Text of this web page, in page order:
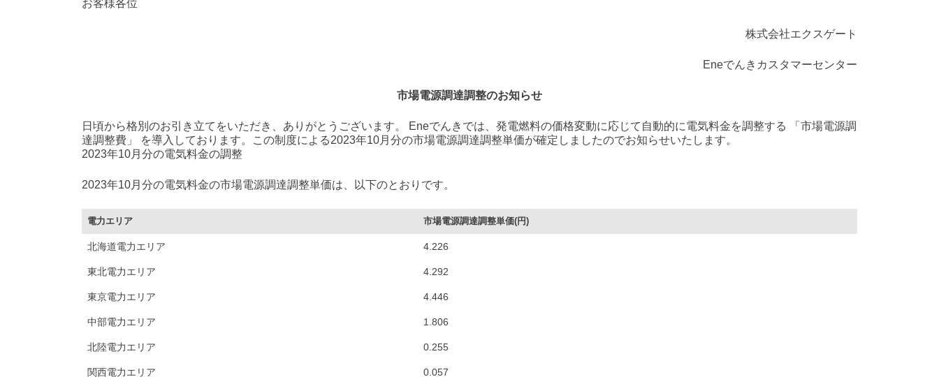
お客様各位
株式会社エクスゲート
Eneでんきカスタマーセンター
市場電源調達調整のお知らせ
日頃から格別のお引き立てをいただき、ありがとうございます。 Eneでんきでは、発電燃料の価格変動に応じて自動的に電気料金を調整する 「市場電源調
達調整費」 を導入しております。この制度による2023年10月分の市場電源調達調整単価が確定しましたのでお知らせいたします。
2023年10月分の電気料金の調整
2023年10月分の電気料金の市場電源調達調整単価は、以下のとおりです。
電力エリア 市場電源調達調整単価(円)
北海道電力エリア 4.226
東北電力エリア 4.292
東京電力エリア 4.446
中部電力エリア 1.806
北陸電力エリア 0.255
関西電力エリア 0.057